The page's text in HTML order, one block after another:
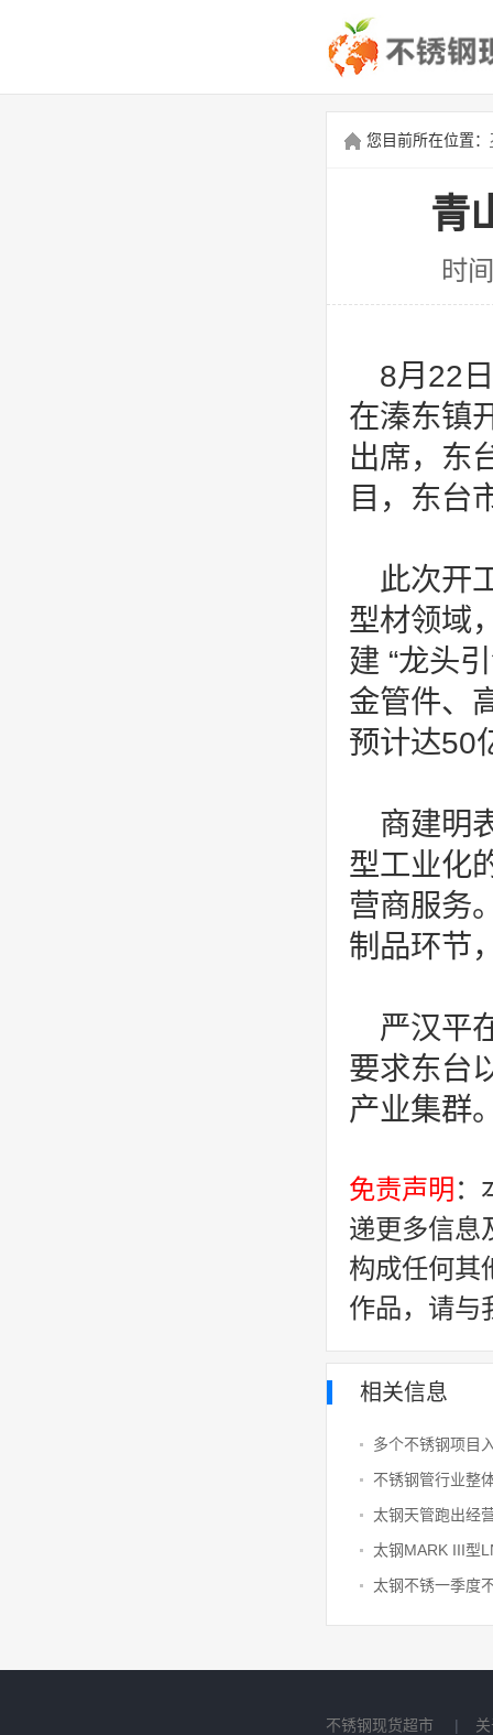
您目前所在位置：
青
时
8月22
在溱东镇
出席，东
目，东台
此次开
型材领域
建 “龙头
金管件、
预计达50
商建明
型工业化
营商服务
制品环节
严汉平
要求东台
产业集群
免责声明 ：
递更多信息
构成任何其
作品，请与
相关信息
多个不锈钢项目
太钢天管跑出经
太钢不锈一季度
不锈钢现货超市 |